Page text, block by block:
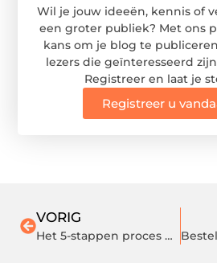
Wil je jouw ideeën, kennis of
een groter publiek? Met ons
kans om je blog te
lezers die geïnteresseerd
Registreer en laat je
Registreer u
VORIG
Het 5-stappen proces om de juiste BBQ voor u te kopen